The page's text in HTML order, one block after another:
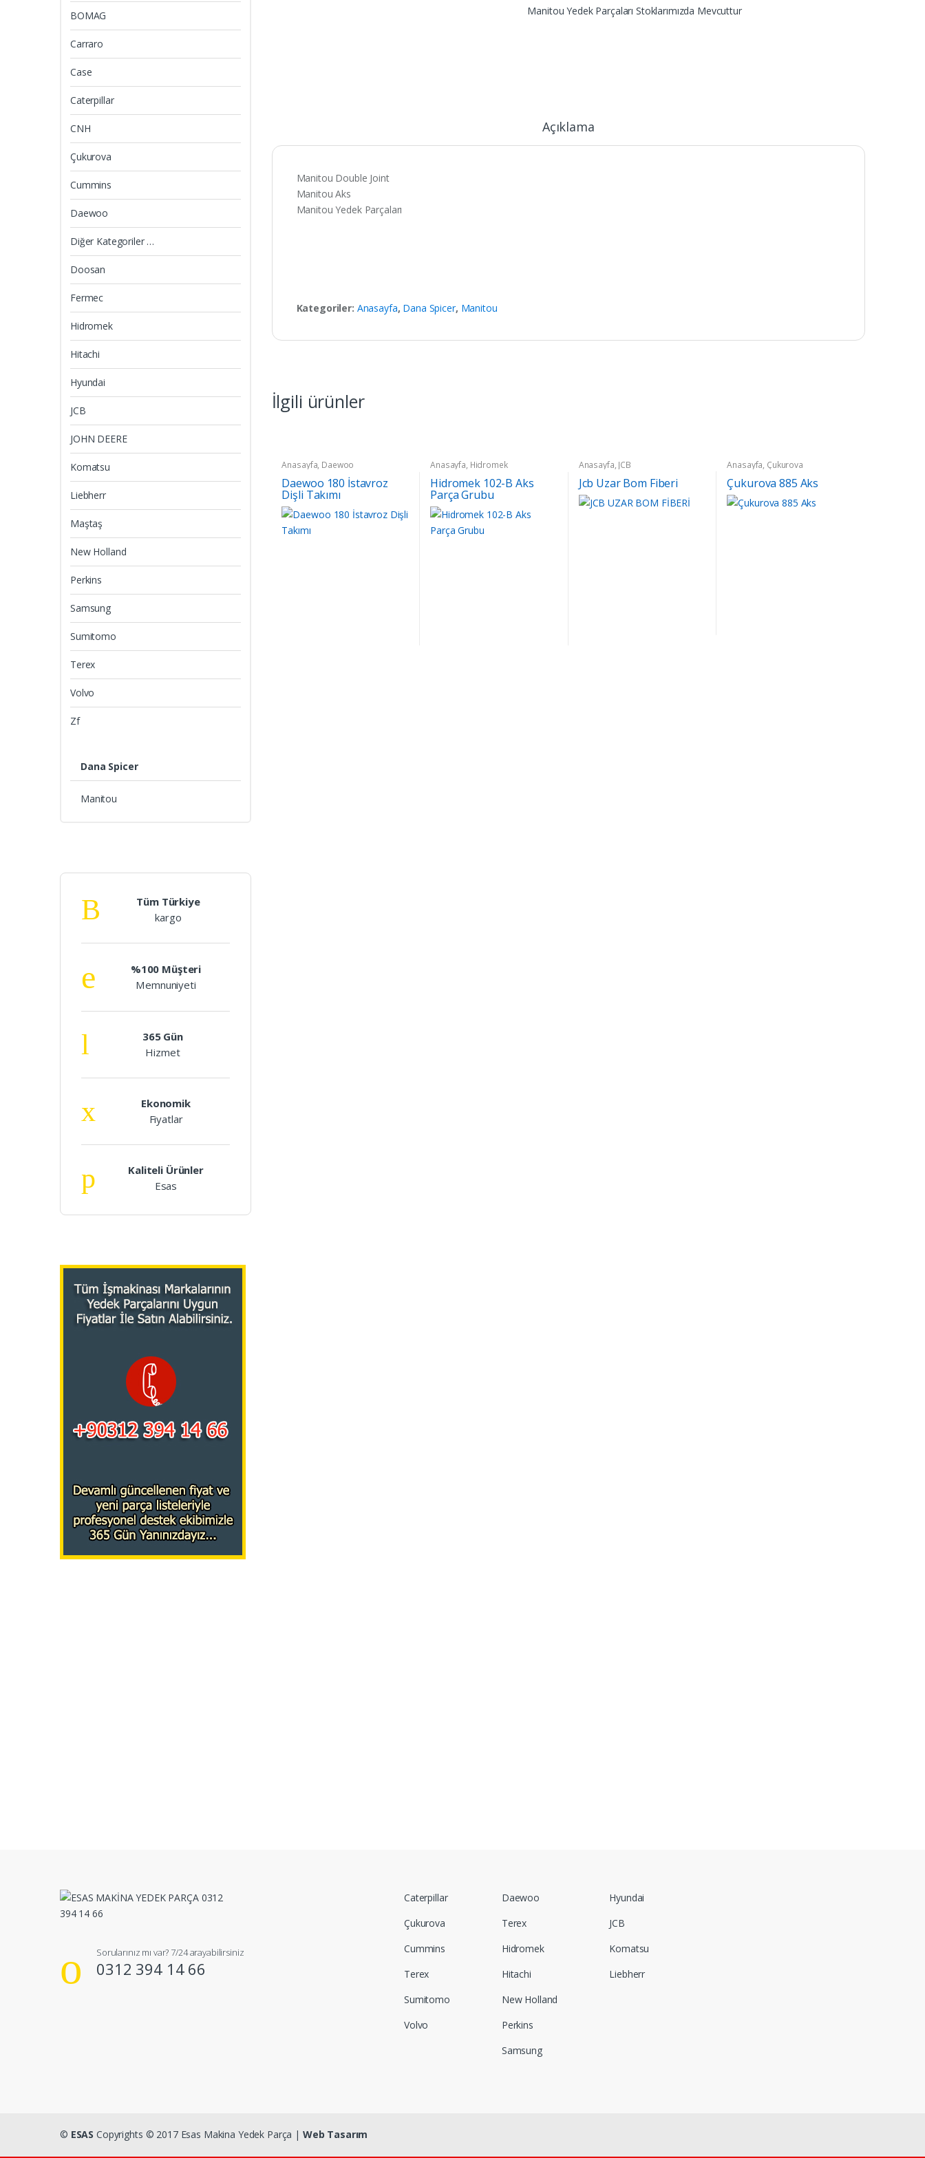
Manitou Yedek Parçaları Stoklarımızda Mevcuttur
Açıklama
Manitou Double Joint
Manitou Aks
Manitou Yedek Parçaları
Kategoriler: Anasayfa, Dana Spicer, Manitou
İlgili ürünler
Anasayfa, Daewoo
Daewoo 180 İstavroz
Dişli Takımı
Anasayfa, Hidromek
Hidromek 102-B Aks
Parça Grubu
Anasayfa, JCB
Jcb Uzar Bom Fiberi
Anasayfa, Çukurova
Çukurova 885 Aks
BOMAG
Carraro
Case
Caterpillar
CNH
Çukurova
Cummins
Daewoo
Diğer Kategoriler …
Doosan
Fermec
Hidromek
Hitachi
Hyundai
JCB
JOHN DEERE
Komatsu
Liebherr
Maştaş
New Holland
Perkins
Samsung
Sumitomo
Terex
Volvo
Zf
Dana Spicer
Manitou
Tüm Türkiye
kargo
%100 Müşteri
Memnuniyeti
365 Gün
Hizmet
Ekonomik
Fiyatlar
Kaliteli Ürünler
Esas
Caterpillar
Çukurova
Cummins
Terex
Sumitomo
Volvo
Daewoo
Terex
Hidromek
Hitachi
New Holland
Perkins
Samsung
Hyundai
JCB
Komatsu
Liebherr
Sorularınız mı var? 7/24 arayabilirsiniz
0312 394 14 66
© ESAS Copyrights © 2017 Esas Makina Yedek Parça | Web Tasarım